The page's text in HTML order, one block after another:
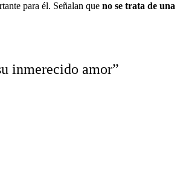
para él. Señalan que no se trata de una
inmerecido amor”